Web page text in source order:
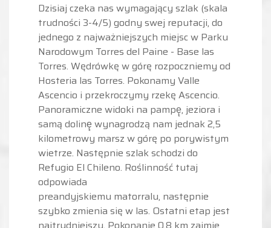
Dzisiaj czeka nas wymagający szlak (skala
trudności 3-4/5) godny swej reputacji, do
jednego z najważniejszych miejsc w Parku
Narodowym Torres del Paine - Base las
Torres. Wędrówkę w górę rozpoczniemy od
Hosteria las Torres. Pokonamy Valle
Ascencio i przekroczymy rzekę Ascencio.
Panoramiczne widoki na pampę̨, jeziora i
samą dolinę̨ wynagrodzą nam jednak 2,5
kilometrowy marsz w górę po porywistym
wietrze. Następnie szlak schodzi do
Refugio El Chileno. Roślinność tutaj
odpowiada
preandyjskiemu matorralu, następnie
szybko zmienia się w las. Ostatni etap jest